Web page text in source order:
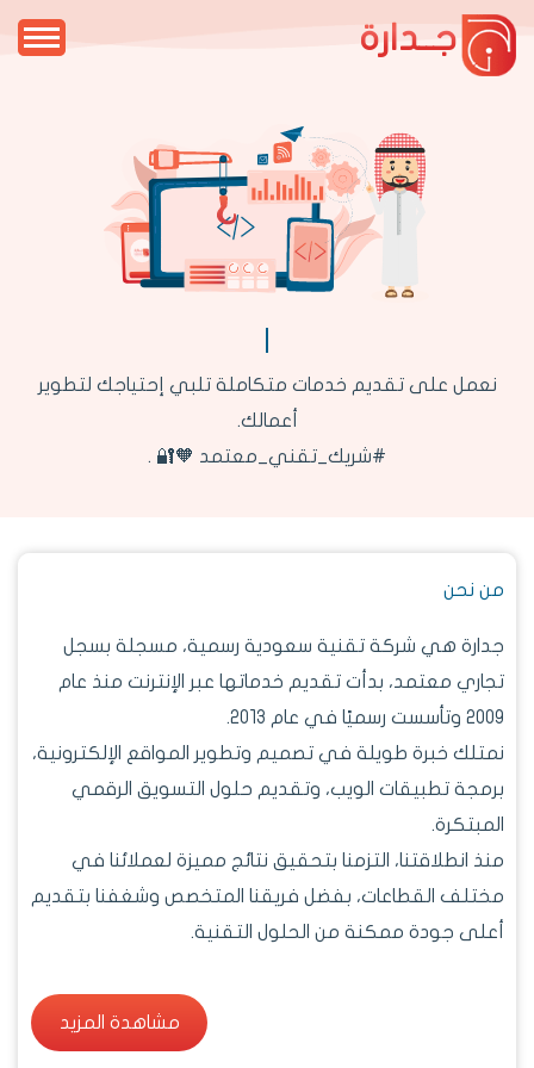
جــدارة
نعمل على تقديم خدمات متكاملة تلبي إحتياجك لتطوير
أعمالك.
#شريك_تقني_معتمد 🧡🔐 .
من نحن
جدارة هي شركة تقنية سعودية رسمية، مسجلة بسجل
تجاري معتمد، بدأت تقديم خدماتها عبر الإنترنت منذ عام
2009 وتأسست رسميًا في عام 2013.
نمتلك خبرة طويلة في تصميم وتطوير المواقع الإلكترونية،
برمجة تطبيقات الويب، وتقديم حلول التسويق الرقمي
المبتكرة.
منذ انطلاقتنا، التزمنا بتحقيق نتائج مميزة لعملائنا في
مختلف القطاعات، بفضل فريقنا المتخصص وشغفنا بتقديم
أعلى جودة ممكنة من الحلول التقنية.
مشاهدة المزيد
مشاهدة المزيد